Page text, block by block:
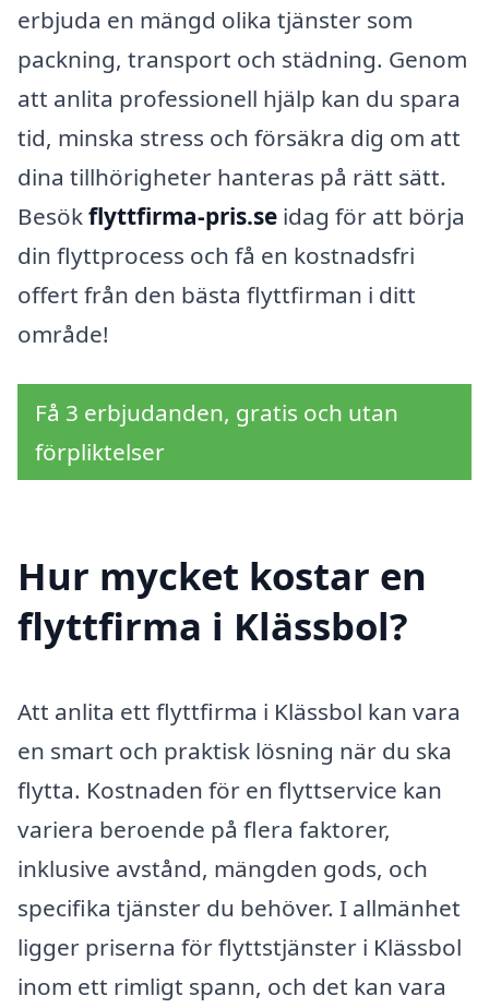
erbjuda en mängd olika tjänster som
packning, transport och städning. Genom
att anlita professionell hjälp kan du spara
tid, minska stress och försäkra dig om att
dina tillhörigheter hanteras på rätt sätt.
Besökflyttfirma-pris.se idag för att börja
din flyttprocess och få en kostnadsfri
offert från den bästa flyttfirman i ditt
område!
Få 3 erbjudanden, gratis och utan
förpliktelser
Hur mycket kostar en
flyttfirma i Klässbol?
Att anlita ett flyttfirma i Klässbol kan vara
en smart och praktisk lösning när du ska
flytta. Kostnaden för en flyttservice kan
variera beroende på flera faktorer,
inklusive avstånd, mängden gods, och
specifika tjänster du behöver. I allmänhet
ligger priserna för flyttstjänster i Klässbol
inom ett rimligt spann, och det kan vara